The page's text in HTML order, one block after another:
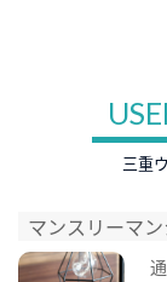
三重
マンスリーマ